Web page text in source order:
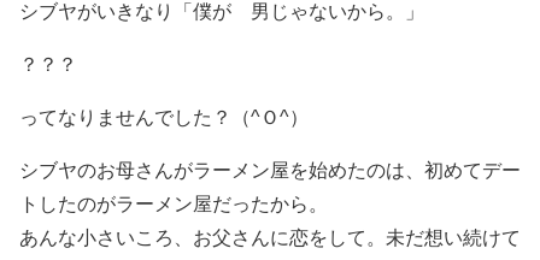
シブヤがいきなり「僕が 男じゃないから。」
？？？
ってなりませんでした？（^Ｏ^）
シブヤのお母さんがラーメン屋を始めたのは、初めてデー
トしたのがラーメン屋だったから。
あんな小さいころ、お父さんに恋をして。未だ想い続けて